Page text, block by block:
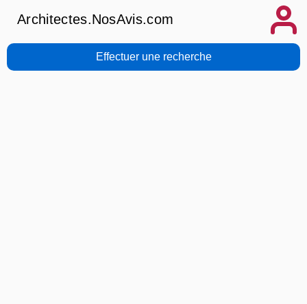
Architectes.NosAvis.com
Effectuer une recherche